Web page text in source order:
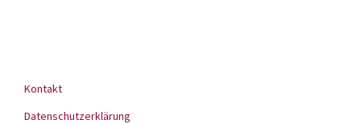
Kontakt
Datenschutzerklärung